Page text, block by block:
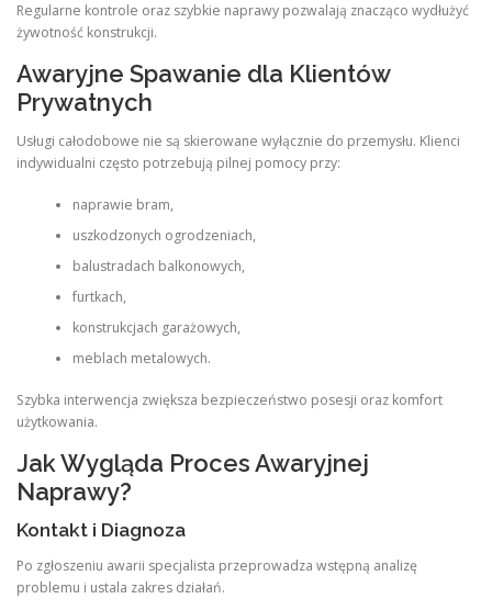
Regularne kontrole oraz szybkie naprawy pozwalają znacząco wydłużyć
żywotność konstrukcji.
Awaryjne Spawanie dla Klientów
Prywatnych
Usługi całodobowe nie są skierowane wyłącznie do przemysłu. Klienci
indywidualni często potrzebują pilnej pomocy przy:
naprawie bram,
uszkodzonych ogrodzeniach,
balustradach balkonowych,
furtkach,
konstrukcjach garażowych,
meblach metalowych.
Szybka interwencja zwiększa bezpieczeństwo posesji oraz komfort
użytkowania.
Jak Wygląda Proces Awaryjnej
Naprawy?
Kontakt i Diagnoza
Po zgłoszeniu awarii specjalista przeprowadza wstępną analizę
problemu i ustala zakres działań.